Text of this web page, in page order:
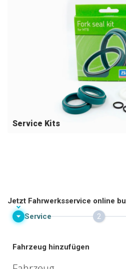
Service Kits
Jetzt Fahrwerksservice online